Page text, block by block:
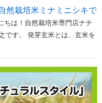
然栽培米ミナミニシキで
ちは！自然栽培米専門店ナチ
です。 発芽玄米とは、玄米を